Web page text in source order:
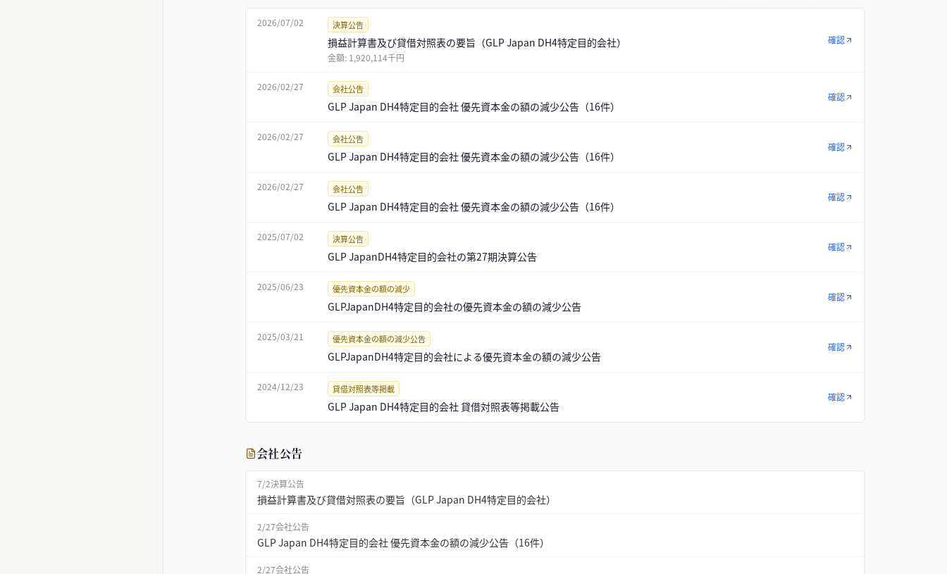
2026/07/02 決算公告
損益計算書及び貸借対照表の要旨（GLP Japan DH4特定目的会社）
金額: 1,920,114千円
確認
2026/02/27 会社公告
GLP Japan DH4特定目的会社 優先資本金の額の減少公告（16件）
確認
2026/02/27 会社公告
GLP Japan DH4特定目的会社 優先資本金の額の減少公告（16件）
確認
2026/02/27 会社公告
GLP Japan DH4特定目的会社 優先資本金の額の減少公告（16件）
確認
2025/07/02 決算公告
GLP JapanDH4特定目的会社の第27期決算公告
確認
2025/06/23 優先資本金の額の減少
GLPJapanDH4特定目的会社の優先資本金の額の減少公告
確認
2025/03/21 優先資本金の額の減少公告
GLPJapanDH4特定目的会社による優先資本金の額の減少公告
確認
2024/12/23 貸借対照表等掲載
GLP Japan DH4特定目的会社 貸借対照表等掲載公告
確認
会社公告
7/2決算公告
損益計算書及び貸借対照表の要旨（GLP Japan DH4特定目的会社）
2/27会社公告
GLP Japan DH4特定目的会社 優先資本金の額の減少公告（16件）
2/27会社公告